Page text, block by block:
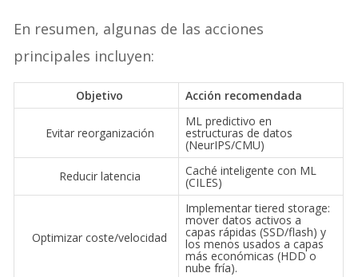
En resumen, algunas de las acciones
principales incluyen:
Objetivo Acción recomendada
Evitar reorganización
ML predictivo en
estructuras de datos
(NeurIPS/CMU)
Reducir latencia Caché inteligente con ML
(CILES)
Optimizar coste/velocidad
Implementar tiered storage:
mover datos activos a
capas rápidas (SSD/flash) y
los menos usados a capas
más económicas (HDD o
nube fría).